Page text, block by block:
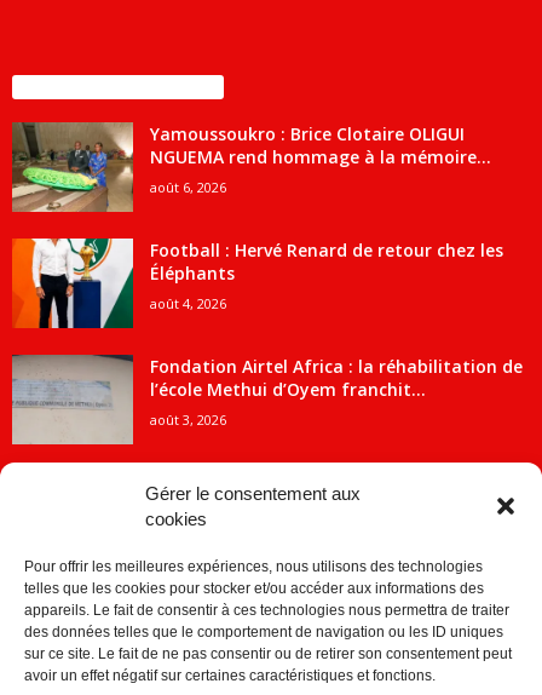
Gérer le consentement aux
cookies
Pour offrir les meilleures expériences, nous utilisons des technologies
telles que les cookies pour stocker et/ou accéder aux informations des
appareils. Le fait de consentir à ces technologies nous permettra de traiter
des données telles que le comportement de navigation ou les ID uniques
sur ce site. Le fait de ne pas consentir ou de retirer son consentement peut
avoir un effet négatif sur certaines caractéristiques et fonctions.
Yamoussoukro : Brice Clotaire OLIGUI
NGUEMA rend hommage à la mémoire...
août 6, 2026
Football : Hervé Renard de retour chez les
Éléphants
août 4, 2026
Fondation Airtel Africa : la réhabilitation de
l’école Methui d’Oyem franchit...
août 3, 2026
CATÉGORIE POPULAIRE
ACTUALITES
Economie 2091
1840
Société